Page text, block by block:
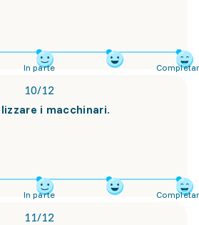
In parte
10/12
i macchinari.
In parte
11/12